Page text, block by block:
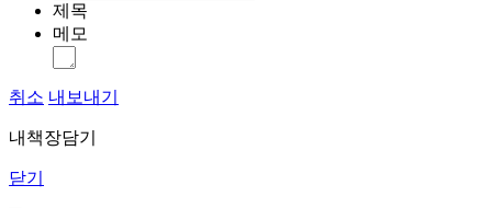
제목
메모
취소 내보내기
내책장담기
닫기